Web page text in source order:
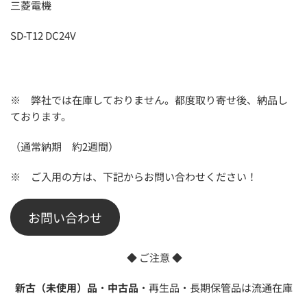
三菱電機
SD-T12 DC24V
※ 弊社では在庫しておりません。都度取り寄せ後、納品し
ております。
（通常納期 約2週間）
※ ご入用の方は、下記からお問い合わせください！
お問い合わせ
◆ ご注意 ◆
新古（未使用）品 ・ 中古品 ・再生品・長期保管品は流通在庫